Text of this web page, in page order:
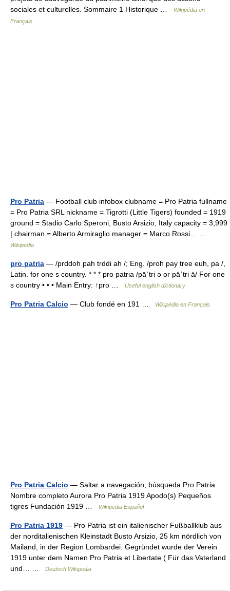
sociales et culturelles. Sommaire 1 Historique …
Wikipédia en
Français
Pro Patria — Football club infobox clubname = Pro Patria fullname
= Pro Patria SRL nickname = Tigrotti (Little Tigers) founded = 1919
ground = Stadio Carlo Speroni, Busto Arsizio, Italy capacity = 3,999
| chairman = Alberto Armiraglio manager = Marco Rossi… …
Wikipedia
pro patria — /prddoh pah trddi ah /; Eng. /proh pay tree euh, pa /,
Latin. for one s country. * * * pro patria /pāˈtri ə or päˈtri ä/ For one
s country • • • Main Entry: ↑pro …
Useful english dictionary
Pro Patria Calcio — Club fondé en 191 … Wikipédia en Français
Pro Patria Calcio — Saltar a navegación, búsqueda Pro Patria
Nombre completo Aurora Pro Patria 1919 Apodo(s) Pequeños
tigres Fundación 1919 …
Wikipedia Español
Pro Patria 1919 — Pro Patria ist ein italienischer Fußballklub aus
der norditalienischen Kleinstadt Busto Arsizio, 25 km nördlich von
Mailand, in der Region Lombardei. Gegründet wurde der Verein
1919 unter dem Namen Pro Patria et Libertate ( Für das Vaterland
und… …
Deutsch Wikipedia